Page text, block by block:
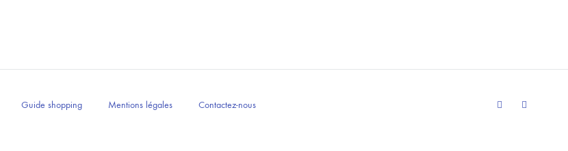
Guide shopping Mentions légales Contactez-nous Facebook